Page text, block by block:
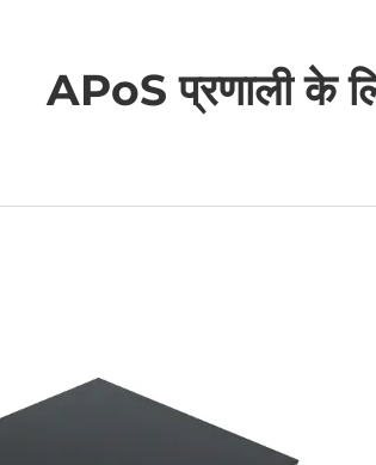
APoS प्रणाली के